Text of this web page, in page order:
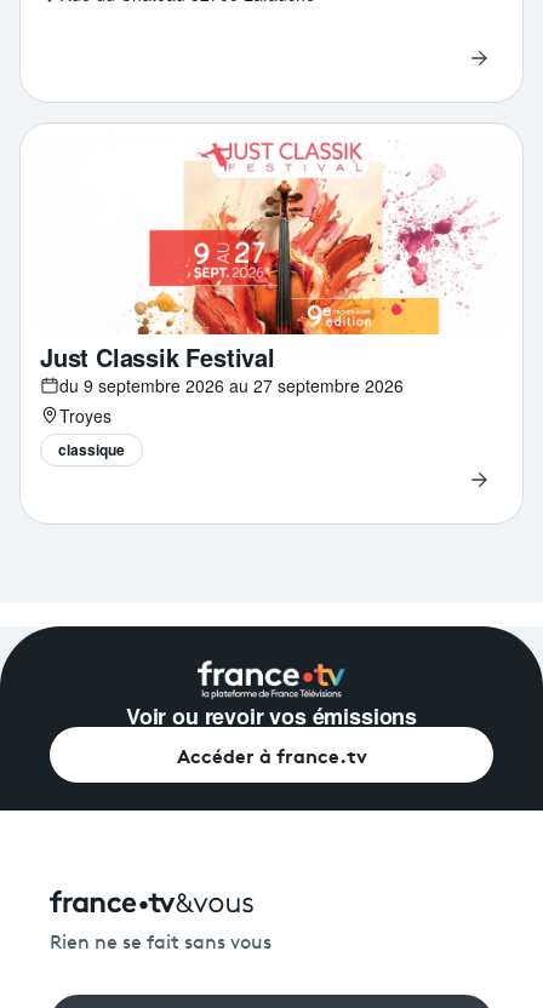
Just Classik Festival
du 9 septembre 2026 au 27 septembre 2026
Troyes
classique
Voir ou revoir vos émissions
Accéder à france.tv
Rien ne se fait sans vous